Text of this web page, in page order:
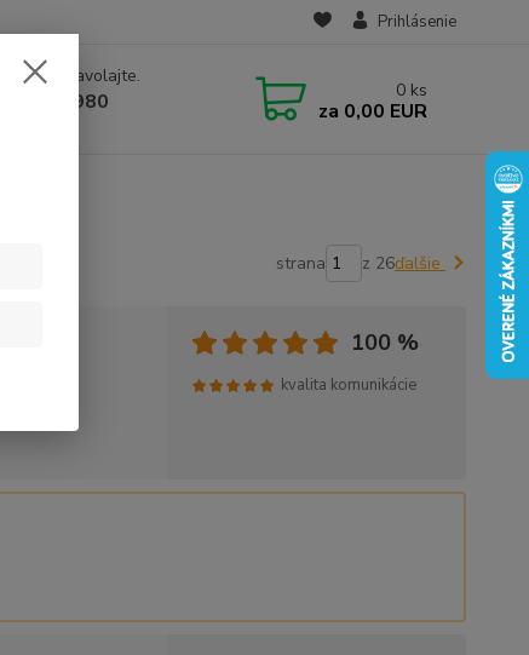
Prihlásenie
si rady? Zavolajte.
582 980 0 ks
za 0,00 EUR
strana z 26ďalšie
100 %
kvalita komunikácie